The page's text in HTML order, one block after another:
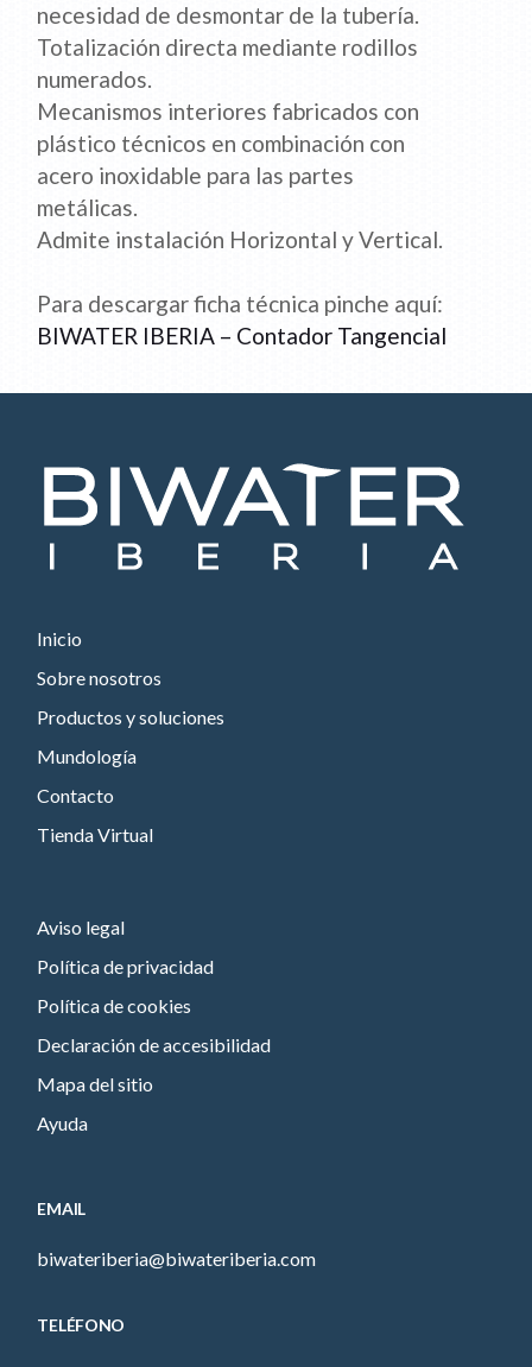
necesidad de desmontar de la tubería.
Totalización directa mediante rodillos
numerados.
Mecanismos interiores fabricados con
plástico técnicos en combinación con
acero inoxidable para las partes
metálicas.
Admite instalación Horizontal y Vertical.
Para descargar ficha técnica pinche aquí:
BIWATER IBERIA – Contador Tangencial
Inicio
Sobre nosotros
Productos y soluciones
Mundología
Contacto
Tienda Virtual
Aviso legal
Política de privacidad
Política de cookies
Declaración de accesibilidad
Mapa del sitio
Ayuda
EMAIL
biwateriberia@biwateriberia.com
TELÉFONO